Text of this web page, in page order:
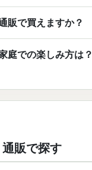
販で買えますか？
庭での楽しみ方は？
販で探す